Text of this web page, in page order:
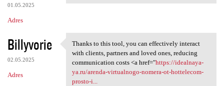
01.05.2025
Adres
Billyvorie
02.05.2025
Adres
Thanks to this tool, you can
Thanks to this tool, you can effectively interact
with clients, partners and loved ones, reducing
communication costs <a href="https://idealnaya-
ya.ru/arenda-virtualnogo-nomera-ot-hottelecom-
prosto-i...